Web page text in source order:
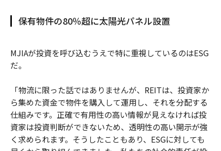
保有物件の80％超に太陽光パネル設置
MJIAが投資を呼び込むうえで特に重視しているのはESG
だ。
「物流に限った話ではありませんが、REITは、投資家か
ら集めた資金で物件を購入して運用し、それを分配する
仕組みです。正確で有用性の高い情報が見えなければ投
資家は投資判断ができないため、透明性の高い開示が強
く求められます。そうしたこともあり、ESGに対しても